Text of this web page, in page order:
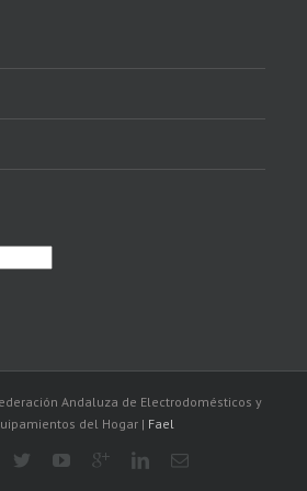
Andaluza de Electrodomésticos y
del Hogar | Fael